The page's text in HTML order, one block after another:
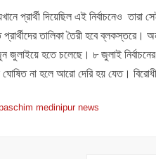
প্রার্থী দিয়েছিল এই নির্বাচনেও
প্রার্থীদের তালিকা তৈরী হবে
জুন জুলাইয়ে হতে চলেছে। ৮ জুলাই
না হলে আরো দেরি হয় যেত।
medinipur news